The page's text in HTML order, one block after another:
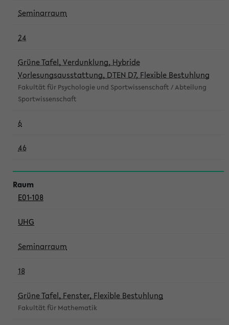
Seminarraum
24
Grüne Tafel, Verdunklung, Hybride
Vorlesungsausstattung, DTEN D7, Flexible Bestuhlung
Fakultät für Psychologie und Sportwissenschaft / Abteilung
Sportwissenschaft
6
46
E01-108
UHG
Seminarraum
18
Grüne Tafel, Fenster, Flexible Bestuhlung
Fakultät für Mathematik